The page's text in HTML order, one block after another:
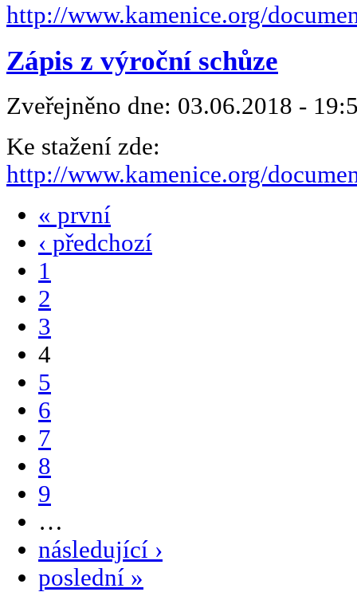
http://www.kamenice.org/
Zápis z výroční schůze
Zveřejněno dne: 03.06.2018 -
Ke stažení zde:
http://www.kamenice.org/
« první
‹ předchozí
1
2
3
4
5
6
7
8
9
…
následující ›
poslední »